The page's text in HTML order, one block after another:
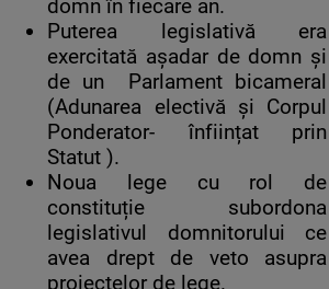
domn în fiecare an.
Puterea legislativă era
exercitată așadar de domn și
de un Parlament bicameral
(Adunarea electivă și Corpul
Ponderator- înființat prin
Statut ).
Noua lege cu rol de
constituție subordona
legislativul domnitorului ce
avea drept de veto asupra
proiectelor de lege.